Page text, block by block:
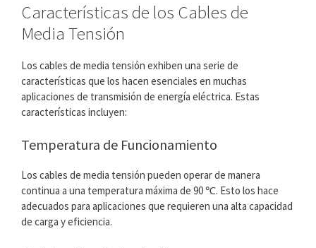
Características de los Cables de
Media Tensión
Los cables de media tensión exhiben una serie de
características que los hacen esenciales en muchas
aplicaciones de transmisión de energía eléctrica. Estas
características incluyen:
Temperatura de Funcionamiento
Los cables de media tensión pueden operar de manera
continua a una temperatura máxima de 90 ℃. Esto los hace
adecuados para aplicaciones que requieren una alta capacidad
de carga y eficiencia.